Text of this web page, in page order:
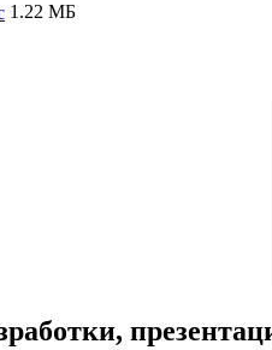
1.22 МБ